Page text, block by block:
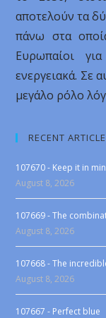
αποτελούν τα
πάνω στα
Ευρωπαίοι
ενεργειακά. Σε
μεγάλο ρόλο
RECENT
107670 - Keep it in
August 8, 2026
107669 - The
August 8, 2026
107668 - The
August 8, 2026
107667 - Perfect blue